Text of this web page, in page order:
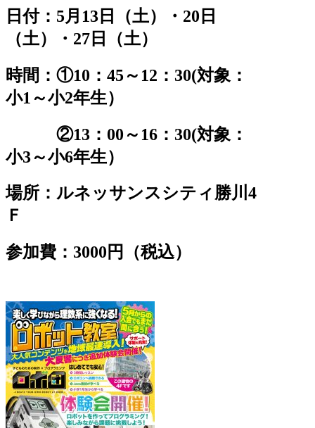
日付：5月13日（土）・20日
（土）・27日（土）
時間：①10：45～12：30(対象：
小1～小2年生）
②13：00～16：30(対象：
小3～小6年生）
場所：ルネッサンスシティ勝川4
Ｆ
参加費：3000円（税込）